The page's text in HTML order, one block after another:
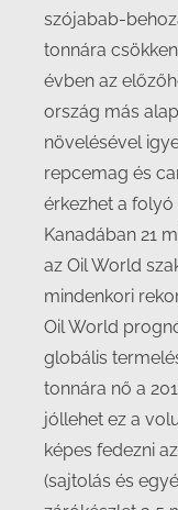
szójabab-
tonnára
évben az
ország más
növelésével
repcemag és
érkezhet a
Kanadában 21
az Oil World
mindenkori
Oil World
globális
tonnára nő a
jóllehet ez a
képes fedezni
(sajtolás és